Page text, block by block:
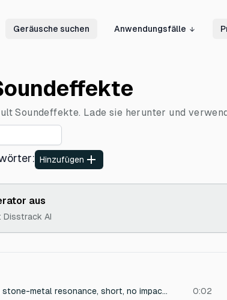
Geräusche suchen Anwendungsfälle
Soundeffekte. Lade sie herunter und
: Hinzufügen
aus
Disstrack AI
Low-frequency ominous stone-metal resonance, short, no impact, no explosion, internal pressure sound, dark occult tone 0:02